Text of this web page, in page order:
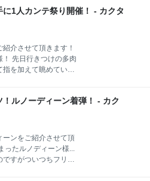
で２個で¥１００のこ
長！ 根が伸びる事を
木の粉を使ってると
NAT PARKさんはこ
isumi.com この『植物
目だったのですがあ
若干減ってしまった
私がファンファーレ錦
』さんは雨の中で
せていただきました！
ます！ さて！ファン
1人カンテ祭り開催！ - カクタ
介させて頂きます！
先日行きつけの多肉
指を加えて眺めている
切って半額にしたん
の朗報ですからね！
した訳なんです！ サ
直径２０ｃｍは軽くオ
干この冬の寒さでカン
はありますが生長点
ルノーディーン着弾！ - カク
ーンをご紹介させて頂
ったルノディーン様...
すがついつちフリマ